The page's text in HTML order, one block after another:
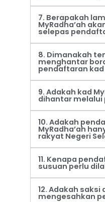
7. Berapakah
MyRadha’ah
selepas
8. Dimanakah
menghantar
pendaftaran kad
9. Adakah kad
dihantar melalui
10. Adakah
MyRadha’ah
rakyat Negeri
11. Kenapa
susuan perlu
12. Adakah
mengesahkan